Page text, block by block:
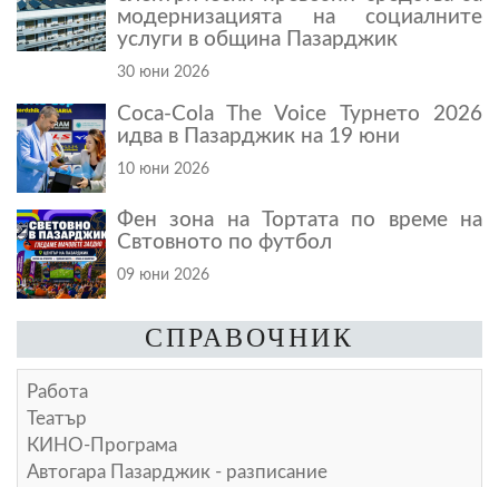
модернизацията на социалните
услуги в община Пазарджик
30 юни 2026
Coca-Cola The Voice Турнето 2026
идва в Пазарджик на 19 юни
10 юни 2026
Фен зона на Тортата по време на
Свтовното по футбол
09 юни 2026
СПРАВОЧНИК
Работа
Театър
КИНО-Програма
Автогара Пазарджик - разписание